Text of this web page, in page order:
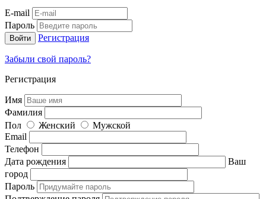
E-mail
Пароль
Регистрация
Забыли свой пароль?
Регистрация
Имя
Фамилия
Пол
Женский
Мужской
Email
Телефон
Дата рождения
Ваш
город
Пароль